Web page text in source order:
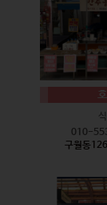
010-
구월동